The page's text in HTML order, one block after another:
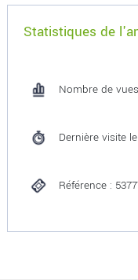
Statistiques de
Nombre de
Dernière visite
Référence :